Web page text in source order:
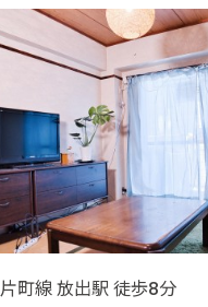
片町線 放出駅 徒歩8分